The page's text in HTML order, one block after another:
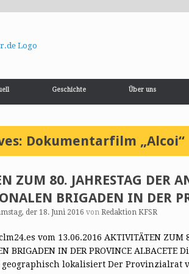
Geschichte Über uns
Dokumentarfilm „Alcoi“
ZUM 80. JAHRESTAG DER
BRIGADEN IN DER
der 18. Juni 2016 von Redaktion KFSR
vom 13.06.2016 AKTIVITÄTEN ZUM
BRIGADEN IN DER PROVINCE
geographisch lokalisiert Der Provinzialrat